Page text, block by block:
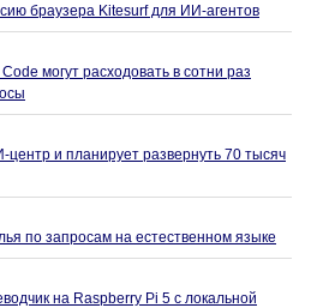
браузера Kitesurf для ИИ-агентов
могут расходовать в сотни раз
и планирует развернуть 70 тысяч
по запросам на естественном языке
на Raspberry Pi 5 с локальной